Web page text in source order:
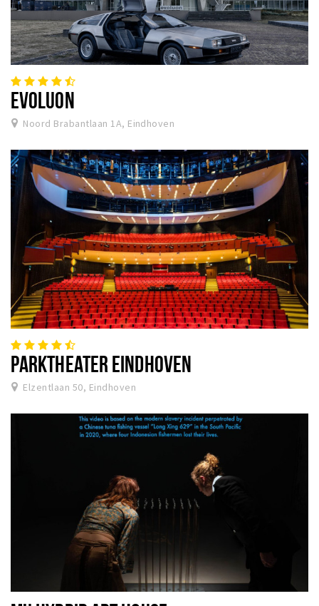
EVOLUON
Noord Brabantlaan 1A, Eindhoven
PARKTHEATER EINDHOVEN
Elzentlaan 50, Eindhoven